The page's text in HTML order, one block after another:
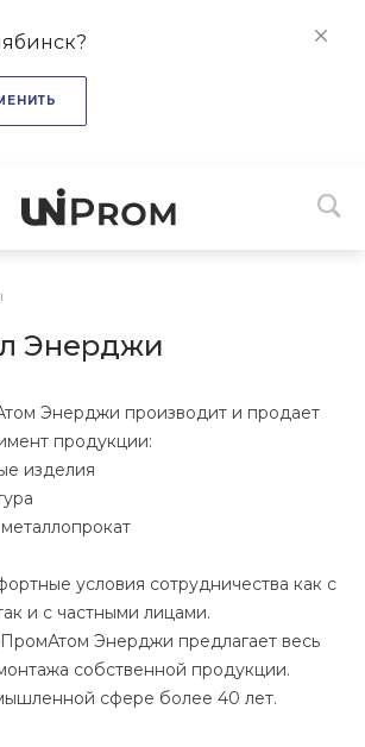
Энерджи
Энерджи производит и продает
продукции:
изделия
условия сотрудничества как с
и с частными лицами.
Энерджи предлагает весь
собственной продукции.
сфере более 40 лет.